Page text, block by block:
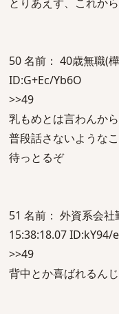
50 名前： 40歳無職(
ID:G+Ec/Yb6O
>>49
乳もめとは言わんか
普段話さないようなこ
待っとるぞ
51 名前： 外資系会
15:38:18.07 ID:kY94/
>>49
背中とか喜ばれるん